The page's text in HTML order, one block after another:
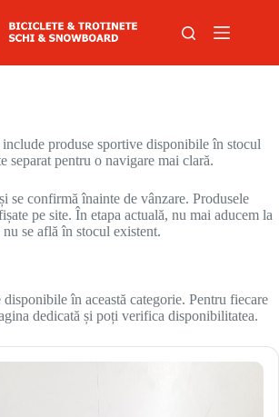
produse sportive disponibile în stocul
separat pentru o navigare mai clară.
se confirmă înainte de vânzare. Produsele
pe site. În etapa actuală, nu mai aducem la
se află în stocul existent.
în această categorie. Pentru fiecare
dedicată și poți verifica disponibilitatea.